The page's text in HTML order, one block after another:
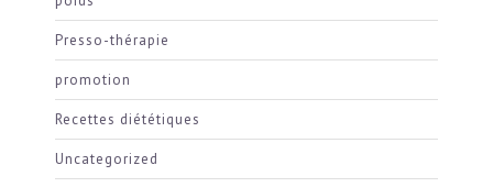
Presso-thérapie
promotion
Recettes diététiques
Uncategorized